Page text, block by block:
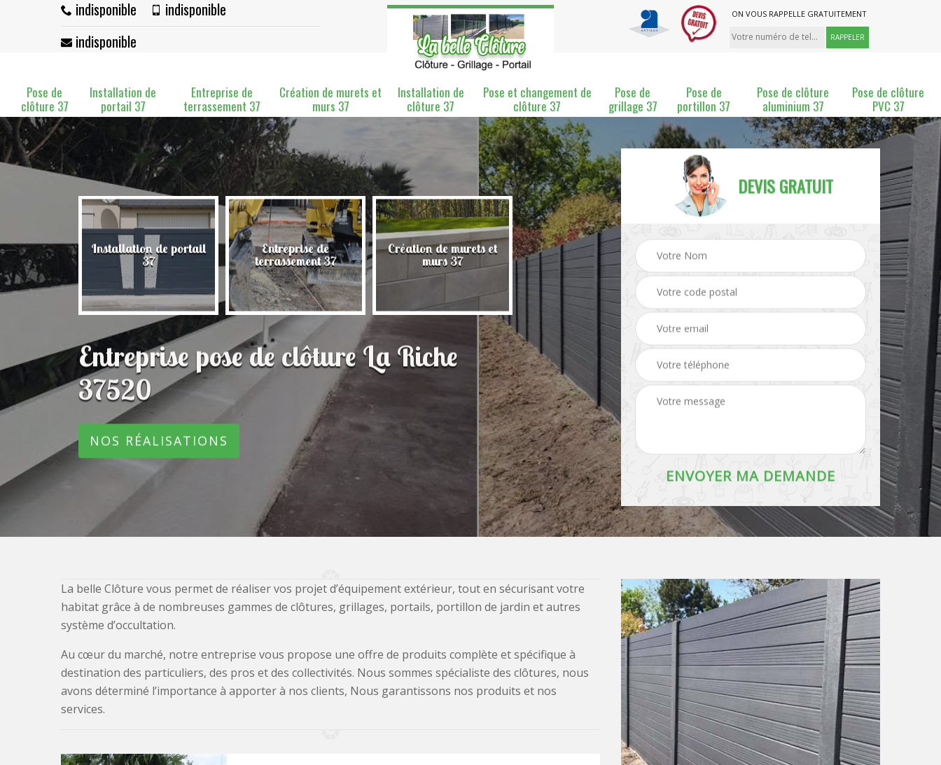
indisponible
indisponible
indisponible
ON VOUS RAPPELLE GRATUITEMENT
Pose de
clôture 37
Installation de
portail 37
Entreprise de
terrassement 37
Création de murets et
murs 37
Installation de
clôture 37
Pose et changement de
clôture 37
Pose de
grillage 37
Pose de
portillon 37
Pose de clôture
aluminium 37
Pose de clôture
PVC 37
37 Installation de portail
37
Entreprise de
terrassement 37
Création de murets et
murs 37
Installation de clôture
37
Pose et changement de Pose de grillage 37
Entreprise pose de clôture La Riche
37520
NOS RÉALISATIONS
DEVIS GRATUIT
La belle Clôture vous permet de réaliser vos projet d’équipement extérieur, tout en sécurisant votre
habitat grâce à de nombreuses gammes de clôtures, grillages, portails, portillon de jardin et autres
système d’occultation.
Au cœur du marché, notre entreprise vous propose une offre de produits complète et spécifique à
destination des particuliers, des pros et des collectivités. Nous sommes spécialiste des clôtures, nous
avons déterminé l’importance à apporter à nos clients, Nous garantissons nos produits et nos
services.